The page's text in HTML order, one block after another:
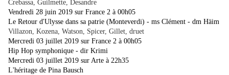
Crebassa, Guilmette, Desandre
Vendredi 28 juin 2019 sur France 2 à 00h05
Le Retour d'Ulysse dans sa patrie (Monteverdi) - ms Clément - dm Häim
Villazon, Kozena, Watson, Spicer, Gillet, druet
Mercredi 03 juillet 2019 sur France 2 à 00h05
Hip Hop symphonique - dir Krimi
Mercredi 03 juillet 2019 sur Arte à 22h35
L'héritage de Pina Bausch